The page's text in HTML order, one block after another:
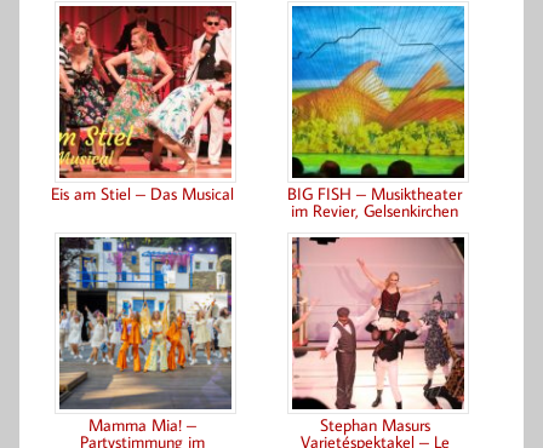
Eis am Stiel – Das Musical BIG FISH – Musiktheater
im Revier, Gelsenkirchen
Mamma Mia! –
Partystimmung im
Stephan Masurs
Varietéspektakel – Le